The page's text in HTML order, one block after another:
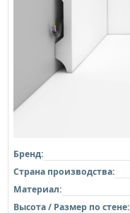
Бренд:
Страна производства:
Материал:
Высота / Размер по стене: